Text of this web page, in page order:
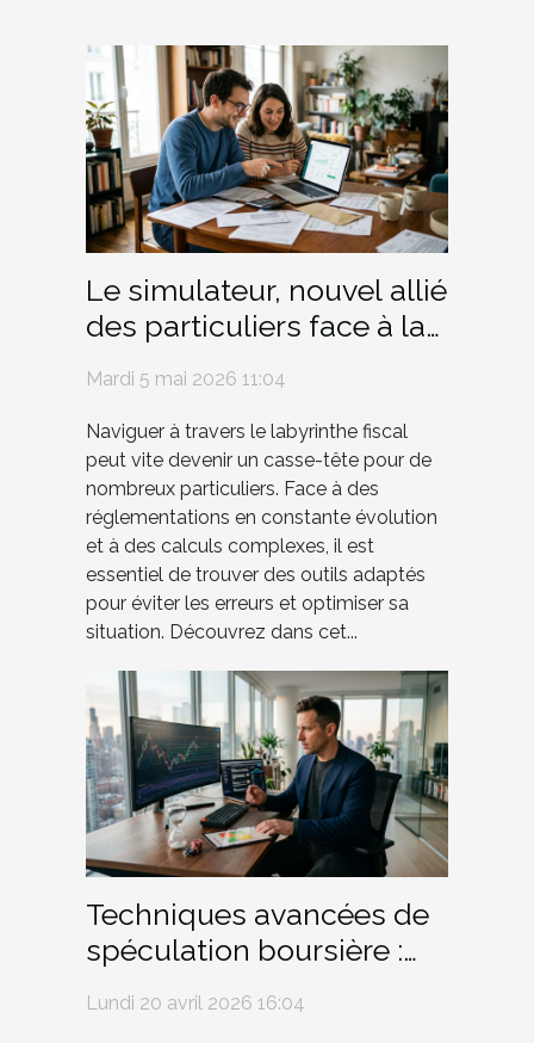
Le simulateur, nouvel allié
des particuliers face à la
Mardi 5 mai 2026 11:04
Naviguer à travers le labyrinthe fiscal
peut vite devenir un casse-tête pour de
nombreux particuliers. Face à des
réglementations en constante évolution
et à des calculs complexes, il est
essentiel de trouver des outils adaptés
pour éviter les erreurs et optimiser sa
situation. Découvrez dans cet...
Techniques avancées de
spéculation boursière :
risque versus rendement
Lundi 20 avril 2026 16:04